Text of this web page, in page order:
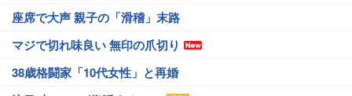
座席で大声 親子の「滑稽」末路
マジで切れ味良い 無印の爪切り
38歳格闘家「10代女性」と再婚